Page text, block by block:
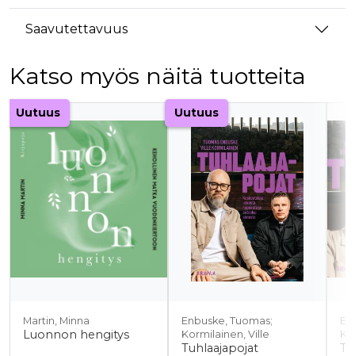
Saavutettavuus
Katso myös näitä tuotteita
Tuoteluettelon alku
Uutuus
Martin, Minna
Luonnon hengitys
Uutuus
Enbuske, Tuomas;
Kormilainen, Ville
Tuhlaajapojat